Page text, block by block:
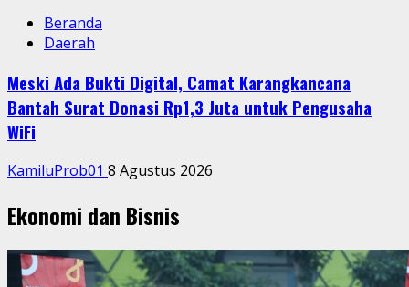
Beranda
Daerah
Meski Ada Bukti Digital, Camat Karangkancana
Bantah Surat Donasi Rp1,3 Juta untuk Pengusaha
WiFi
KamiluProb01 8 Agustus 2026
Ekonomi dan Bisnis